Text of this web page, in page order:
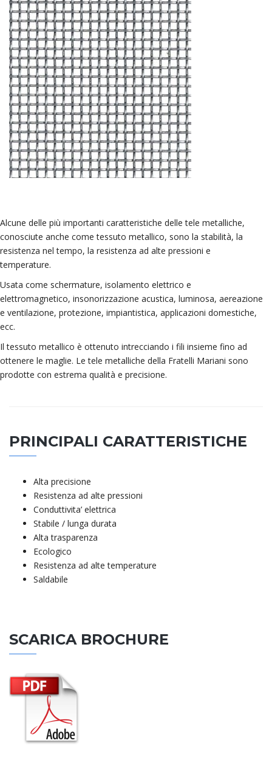
Alcune delle più importanti caratteristiche delle tele metalliche,
conosciute anche come tessuto metallico, sono la stabilità, la
resistenza nel tempo, la resistenza ad alte pressioni e
temperature.
Usata come schermature, isolamento elettrico e
elettromagnetico, insonorizzazione acustica, luminosa, aereazione
e ventilazione, protezione, impiantistica, applicazioni domestiche,
ecc.
Il tessuto metallico è ottenuto intrecciando i fili insieme fino ad
ottenere le maglie. Le tele metalliche della Fratelli Mariani sono
prodotte con estrema qualità e precisione.
PRINCIPALI CARATTERISTICHE
Alta precisione
Resistenza ad alte pressioni
Conduttivita’ elettrica
Stabile / lunga durata
Alta trasparenza
Ecologico
Resistenza ad alte temperature
Saldabile
SCARICA BROCHURE